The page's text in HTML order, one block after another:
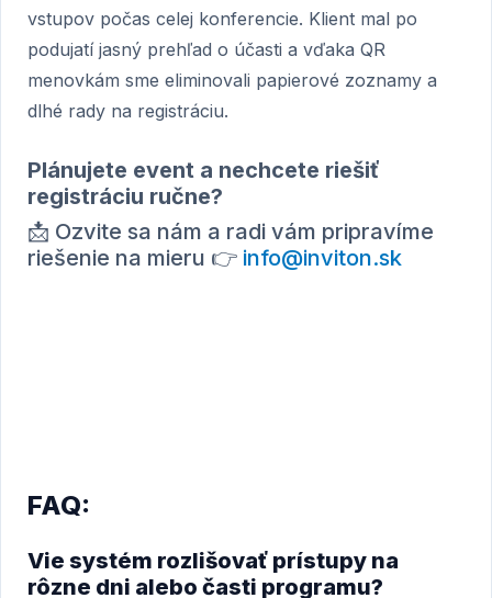
vstupov počas celej konferencie. Klient mal po
podujatí jasný prehľad o účasti a vďaka QR
menovkám sme eliminovali papierové zoznamy a
dlhé rady na registráciu.
Plánujete event a nechcete riešiť
registráciu ručne?
📩 Ozvite sa nám a radi vám pripravíme
riešenie na mieru 👉 info@inviton.sk
FAQ:
Vie systém rozlišovať prístupy na
rôzne dni alebo časti programu?